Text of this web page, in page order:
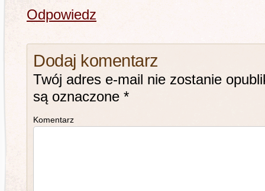
Odpowiedz
Dodaj komentarz
Twój adres e-mail nie zostanie
są oznaczone *
Komentarz